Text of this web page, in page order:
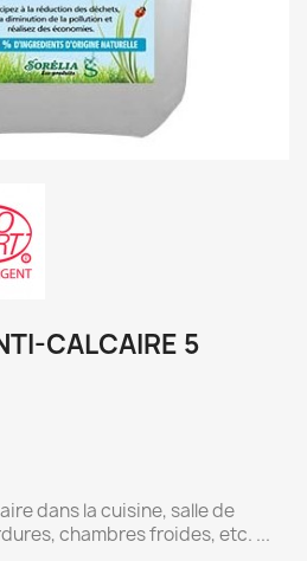
CALCAIRE 5
dans la cuisine, salle de
chambres froides, etc. ...